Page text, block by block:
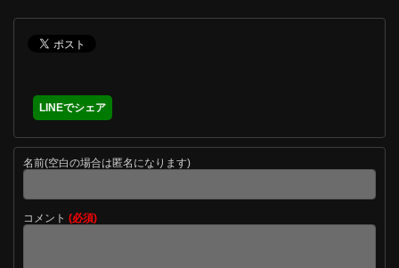
LINEでシェア
名前(空白の場合は匿名になります)
コメント (必須)